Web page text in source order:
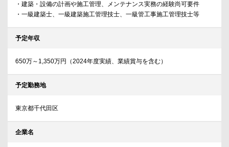
・建築・設備の計画や施工管理、メンテナンス実務の経験尚可要件
・一級建築士、一級建築施工管理技士、一級管工事施工管理技士等
予定年収
650万～1,350万円（2024年度実績、業績賞与を含む）
予定勤務地
東京都千代田区
企業名